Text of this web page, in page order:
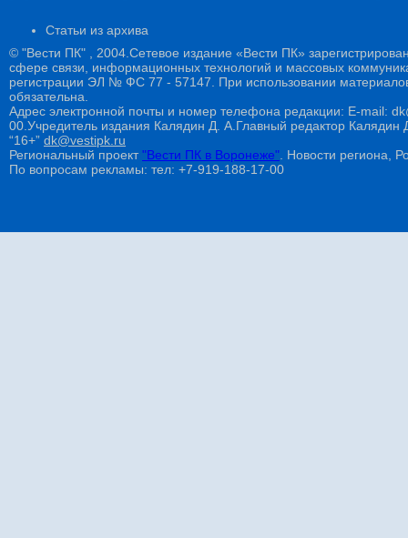
Статьи из архива
© "Вести ПК" , 2004.Сетевое издание «Вести ПК»
сфере связи, информационных технологий и массовых
регистрации ЭЛ № ФС 77 - 57147. При использовании
обязательна.
Адрес электронной почты и номер телефона редакции: E-mail:
00.Учредитель издания Калядин Д. А.Главный редактор
“16+” dk@vestipk.ru
Региональный проект"Вести ПК в Воронеже" . Новости региона,
По вопросам рекламы: тел: +7-919-188-17-00